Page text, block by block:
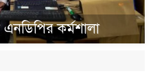
এনডিপির কর্মশালা